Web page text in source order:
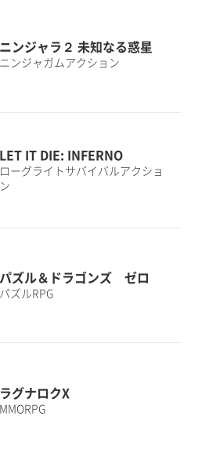
ニンジャラ２ 未知なる惑星
ニンジャガムアクション
LET IT DIE: INFERNO
ローグライトサバイバルアクショ
ン
パズル＆ドラゴンズ ゼロ
パズルRPG
ラグナロクX
MMORPG